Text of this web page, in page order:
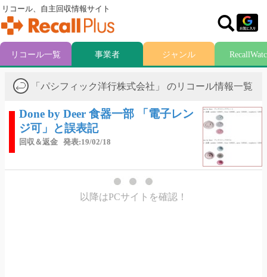
「パシフィック洋行株式会社」 のリコール情報一覧
Done by Deer 食器一部 「電子レン
ジ可」と誤表記
回収＆返金 発表:19/02/18
以降はPCサイトを確認！
リコール、自主回収情報サイト
リコール一覧 事業者 ジャンル